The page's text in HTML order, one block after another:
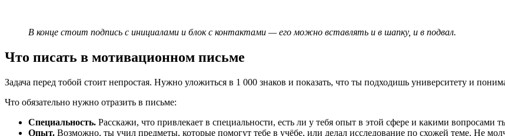
В конце стоит подпись с инициалами и блок с контактами — его можно вставлять и в шапку, и в подвал.
Что писать в мотивационном письме
Задача перед тобой стоит непростая. Нужно уложиться в 1 000 знаков и показать, что ты подходишь университету и
Что обязательно нужно отразить в письме:
Специальность. Расскажи, что привлекает в специальности, есть ли у тебя опыт в этой сфере и какими вопросами
Опыт. Возможно, ты учил предметы, которые помогут тебе в учёбе, или делал исследование по схожей теме. Не